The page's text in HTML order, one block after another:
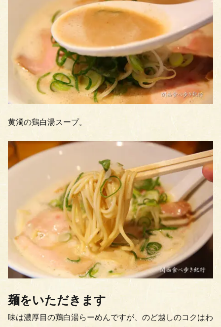
黄濁の鶏白湯スープ。
麺をいただきます
味は濃厚目の鶏白湯らーめんですが、のど越しのコクはわ